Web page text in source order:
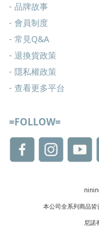
- 品牌故事
- 會員制度
- 常見Q&A
- 退換貨政策
- 隱私權政策
- 查看更多平台
=FOLLOW=
本公司全系列商品
尼諾